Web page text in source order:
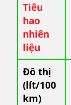
Tiêu
hao
nhiên
liệu
Đô thị
(lít/100
km)